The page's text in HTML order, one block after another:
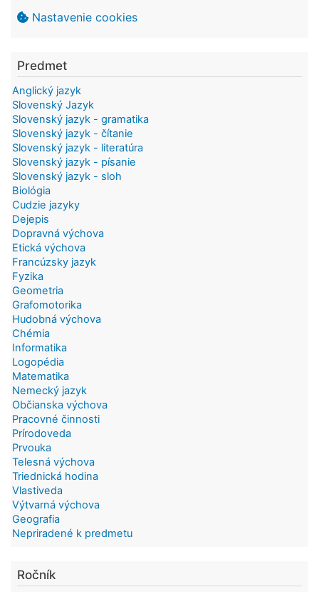
Nastavenie cookies
Predmet
Anglický jazyk
Slovenský Jazyk
Slovenský jazyk - gramatika
Slovenský jazyk - čítanie
Slovenský jazyk - literatúra
Slovenský jazyk - písanie
Slovenský jazyk - sloh
Biológia
Cudzie jazyky
Dejepis
Dopravná výchova
Etická výchova
Francúzsky jazyk
Fyzika
Geometria
Grafomotorika
Hudobná výchova
Chémia
Informatika
Logopédia
Matematika
Nemecký jazyk
Občianska výchova
Pracovné činnosti
Prírodoveda
Prvouka
Telesná výchova
Triednická hodina
Vlastiveda
Výtvarná výchova
Geografia
Nepriradené k predmetu
Ročník